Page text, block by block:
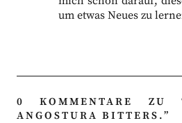
um etwas Neues zu
0 KOMMENTARE ZU
ANGOSTURA BITTERS.”